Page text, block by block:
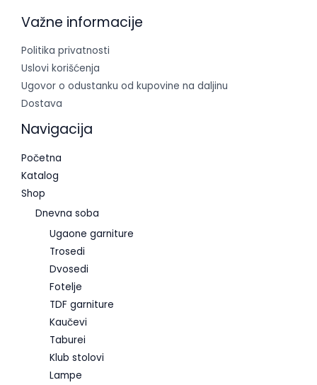
Važne informacije
Politika privatnosti
Uslovi korišćenja
Ugovor o odustanku od kupovine na daljinu
Dostava
Navigacija
Početna
Katalog
Shop
Dnevna soba
Ugaone garniture
Trosedi
Dvosedi
Fotelje
TDF garniture
Kaučevi
Taburei
Klub stolovi
Lampe